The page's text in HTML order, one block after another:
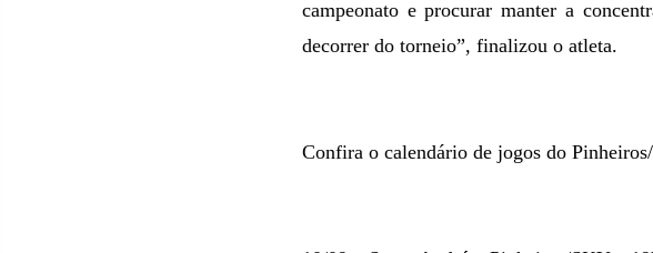
campeonato e procurar manter a
decorrer do torneio”, finalizou o atleta.
Confira o calendário de jogos do